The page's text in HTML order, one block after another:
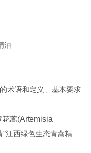
油
术语和定义、基本要求
花蒿(Artemisia
"江西绿色生态青蒿精